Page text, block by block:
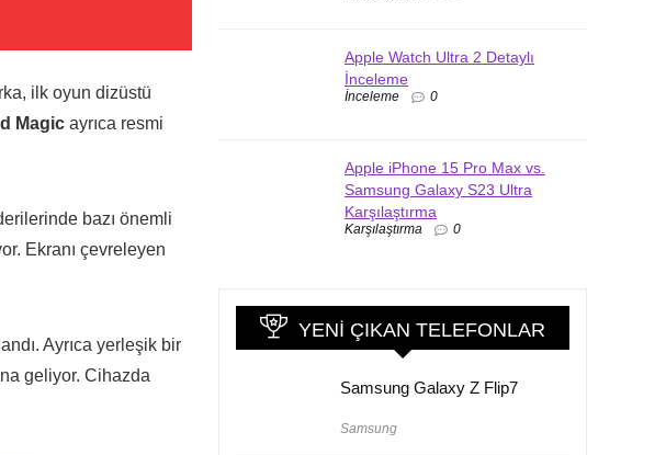
ilk oyun dizüstü
Magic ayrıca resmi
bazı önemli
Ekranı çevreleyen
Ayrıca yerleşik bir
geliyor. Cihazda
Apple Watch Ultra 2 Detaylı
İnceleme
İnceleme 0
Apple iPhone 15 Pro Max vs.
Samsung Galaxy S23 Ultra
Karşılaştırma
Karşılaştırma 0
YENI ÇIKAN TELEFONLAR
Samsung Galaxy Z Flip7
Samsung